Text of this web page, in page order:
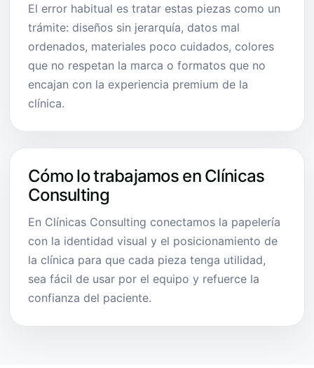
El error habitual es tratar estas piezas como un
trámite: diseños sin jerarquía, datos mal
ordenados, materiales poco cuidados, colores
que no respetan la marca o formatos que no
encajan con la experiencia premium de la
clínica.
Cómo lo trabajamos en Clínicas
Consulting
En Clínicas Consulting conectamos la papelería
con la identidad visual y el posicionamiento de
la clínica para que cada pieza tenga utilidad,
sea fácil de usar por el equipo y refuerce la
confianza del paciente.